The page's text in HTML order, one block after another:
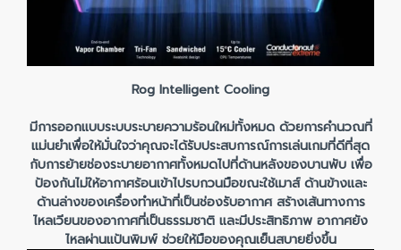
Rog Intelligent Cooling
มีการออกแบบระบบระบายความร้อนใหม่ทั้งหมด ด้วยการคำนวณที่
แม่นยำเพื่อให้มั่นใจว่าคุณจะได้รับประสบการณ์การเล่นเกมที่ดีที่สุด
กับการย้ายช่องระบายอากาศทั้งหมดไปที่ด้านหลังของบานพับ เพื่อ
ป้องกันไม่ให้อากาศร้อนเข้าไปรบกวนมือขณะใช้เมาส์ ด้านข้างและ
ด้านล่างของเครื่องทำหน้าที่เป็นช่องรับอากาศ สร้างเส้นทางการ
ไหลเวียนของอากาศที่เป็นธรรมชาติ และมีประสิทธิภาพ อากาศยัง
ไหลผ่านแป้นพิมพ์ ช่วยให้มือของคุณเย็นสบายยิ่งขึ้น